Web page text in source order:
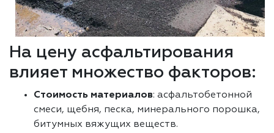
На цену асфальтирования
влияет множество факторов:
Стоимость материалов: асфальтобетонной
смеси, щебня, песка, минерального порошка,
битумных вяжущих веществ.